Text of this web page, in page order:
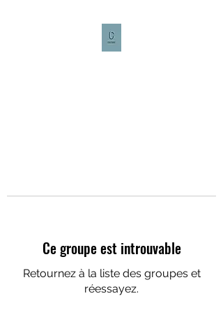
Ce groupe est introuvable
Retournez à la liste des groupes et
réessayez.